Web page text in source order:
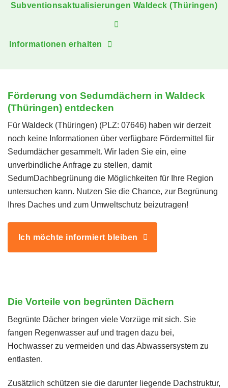
Subventionsaktualisierungen Waldeck (Thüringen)
Informationen erhalten
Förderung von Sedumdächern in Waldeck
(Thüringen) entdecken
Für Waldeck (Thüringen) (PLZ: 07646) haben wir derzeit
noch keine Informationen über verfügbare Fördermittel für
Sedumdächer gesammelt. Wir laden Sie ein, eine
unverbindliche Anfrage zu stellen, damit
SedumDachbegrünung die Möglichkeiten für Ihre Region
untersuchen kann. Nutzen Sie die Chance, zur Begrünung
Ihres Daches und zum Umweltschutz beizutragen!
Ich möchte informiert bleiben
Die Vorteile von begrünten Dächern
Begrünte Dächer bringen viele Vorzüge mit sich. Sie
fangen Regenwasser auf und tragen dazu bei,
Hochwasser zu vermeiden und das Abwassersystem zu
entlasten.
Zusätzlich schützen sie die darunter liegende Dachstruktur,